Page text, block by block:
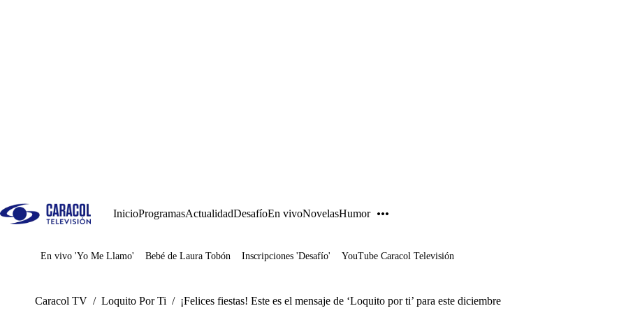
InicioProgramasActualidadDesafíoEn vivoNovelasHumor
Juegos
En vivo 'Yo Me Llamo' Bebé de Laura Tobón Inscripciones 'Desafío' YouTube Caracol Televisión
Caracol TV / Loquito Por Ti / ¡Felices fiestas! Este es el mensaje de ‘Loquito por ti’ para este diciembre